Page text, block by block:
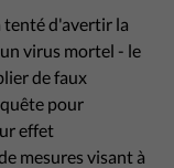
tenté d'avertir la
virus mortel - le
de faux
pour
effet
mesures visant à